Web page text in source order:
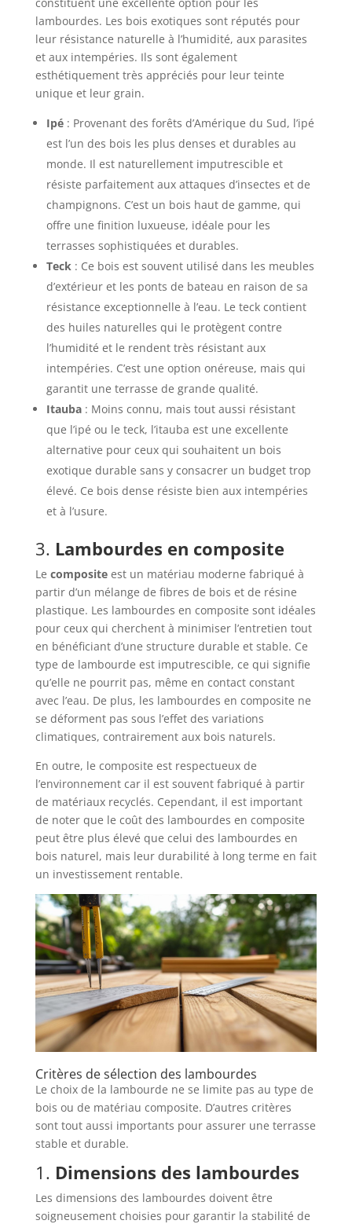
lambourdes. Les bois exotiques sont réputés pour
leur résistance naturelle à l’humidité, aux parasites
et aux intempéries. Ils sont également
esthétiquement très appréciés pour leur teinte
unique et leur grain.
Ipé: Provenant des forêts d’Amérique du Sud, l’ipé
est l’un des bois les plus denses et durables au
monde. Il est naturellement imputrescible et
résiste parfaitement aux attaques d’insectes et de
champignons. C’est un bois haut de gamme, qui
offre une finition luxueuse, idéale pour les
terrasses sophistiquées et durables.
Teck: Ce bois est souvent utilisé dans les meubles
d’extérieur et les ponts de bateau en raison de sa
résistance exceptionnelle à l’eau. Le teck contient
des huiles naturelles qui le protègent contre
l’humidité et le rendent très résistant aux
intempéries. C’est une option onéreuse, mais qui
garantit une terrasse de grande qualité.
Itauba: Moins connu, mais tout aussi résistant
que l’ipé ou le teck, l’itauba est une excellente
alternative pour ceux qui souhaitent un bois
exotique durable sans y consacrer un budget trop
élevé. Ce bois dense résiste bien aux intempéries
et à l’usure.
3. Lambourdes en composite
Le compositeest un matériau moderne fabriqué à
partir d’un mélange de fibres de bois et de résine
plastique. Les lambourdes en composite sont idéales
pour ceux qui cherchent à minimiser l’entretien tout
en bénéficiant d’une structure durable et stable. Ce
type de lambourde est imputrescible, ce qui signifie
qu’elle ne pourrit pas, même en contact constant
avec l’eau. De plus, les lambourdes en composite ne
se déforment pas sous l’effet des variations
climatiques, contrairement aux bois naturels.
En outre, le composite est respectueux de
l’environnement car il est souvent fabriqué à partir
de matériaux recyclés. Cependant, il est important
de noter que le coût des lambourdes en composite
peut être plus élevé que celui des lambourdes en
bois naturel, mais leur durabilité à long terme en fait
un investissement rentable.
Critères de sélection des lambourdes
Le choix de la lambourde ne se limite pas au type de
bois ou de matériau composite. D’autres critères
sont tout aussi importants pour assurer une terrasse
stable et durable.
1. Dimensions des lambourdes
Les dimensions des lambourdes doivent être
soigneusement choisies pour garantir la stabilité de